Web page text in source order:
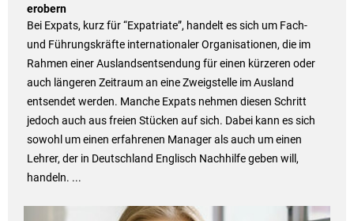
erobern
Bei Expats, kurz für “Expatriate”, handelt es sich um Fach-
und Führungskräfte internationaler Organisationen, die im
Rahmen einer Auslandsentsendung für einen kürzeren oder
auch längeren Zeitraum an eine Zweigstelle im Ausland
entsendet werden. Manche Expats nehmen diesen Schritt
jedoch auch aus freien Stücken auf sich. Dabei kann es sich
sowohl um einen erfahrenen Manager als auch um einen
Lehrer, der in Deutschland Englisch Nachhilfe geben will,
handeln. ...